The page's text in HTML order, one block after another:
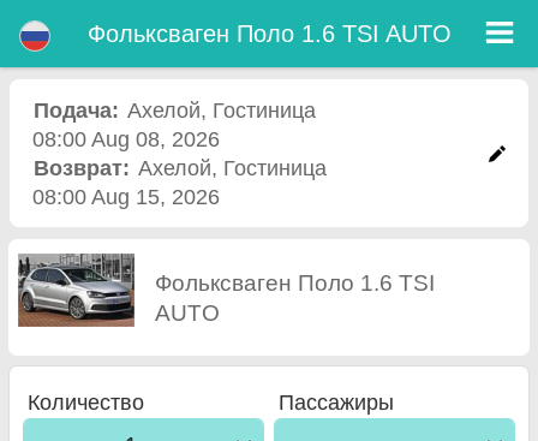
Ахелой. Полная страховка (без депозит), неограниченный пробег, бесплатные детские сиденья, бесплатные
дополнительных водителей, низкая цена аренды автомобиля гарантируется.
Фольксваген Поло 1.6 TSI AUTO
Подача: Ахелой, Гостиница
08:00 Aug 08, 2026
Возврат: Ахелой, Гостиница
08:00 Aug 15, 2026
Фольксваген Поло 1.6 TSI
AUTO
Количество
Пассажиры